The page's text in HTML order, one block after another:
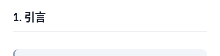
1.引言